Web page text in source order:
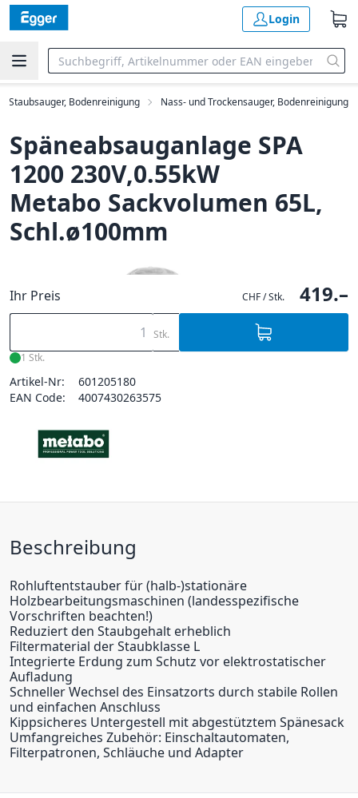
Login
Staubsauger, Bodenreinigung Nass- und Trockensauger, Bodenreinigung
Späneabsauganlage SPA
1200 230V,0.55kW
Metabo Sackvolumen 65L,
Schl.ø100mm
Ihr Preis CHF / Stk. 419.–
Stk.
1 Stk.
Artikel-Nr:
601205180
EAN Code:
4007430263575
Beschreibung
Rohluftentstauber für (halb-)stationäre
Holzbearbeitungsmaschinen (landesspezifische
Vorschriften beachten!)
Reduziert den Staubgehalt erheblich
Filtermaterial der Staubklasse L
Integrierte Erdung zum Schutz vor elektrostatischer
Aufladung
Schneller Wechsel des Einsatzorts durch stabile Rollen
und einfachen Anschluss
Kippsicheres Untergestell mit abgestütztem Spänesack
Umfangreiches Zubehör: Einschaltautomaten,
Filterpatronen, Schläuche und Adapter